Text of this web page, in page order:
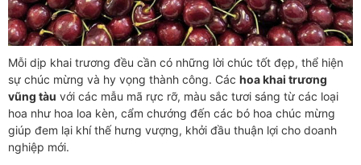
Mỗi dịp khai trương đều cần có những lời chúc tốt đẹp, thể hiện
sự chúc mừng và hy vọng thành công. Các hoa khai trương
vũng tàu với các mẫu mã rực rỡ, màu sắc tươi sáng từ các loại
hoa như hoa loa kèn, cẩm chướng đến các bó hoa chúc mừng
giúp đem lại khí thế hưng vượng, khởi đầu thuận lợi cho doanh
nghiệp mới.